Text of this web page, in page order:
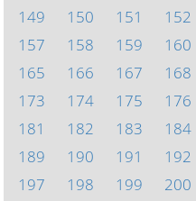
149
150 151 152
157
158 159 160
165
166 167 168
173
174 175 176
181
182 183 184
189
190 191 192
197
198 199 200